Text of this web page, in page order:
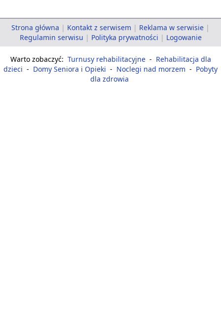
Strona główna | Kontakt z serwisem | Reklama w serwisie |
Regulamin serwisu | Polityka prywatności | Logowanie
Warto zobaczyć: Turnusy rehabilitacyjne - Rehabilitacja dla
dzieci - Domy Seniora i Opieki - Noclegi nad morzem - Pobyty
dla zdrowia